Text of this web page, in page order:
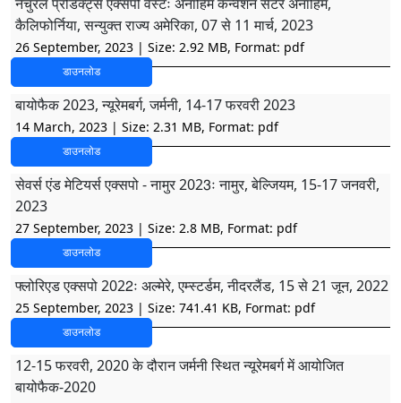
कैलिफोर्निया, सन्युक्त राज्य अमेरिका, 07 से 11 मार्च, 2023
26 September, 2023 | Size: 2.92 MB, Format: pdf
डाउनलोड
बायोफैक 2023, न्यूरेमबर्ग, जर्मनी, 14-17 फरवरी 2023
14 March, 2023 | Size: 2.31 MB, Format: pdf
डाउनलोड
सेवर्स एंड मेटियर्स एक्सपो - नामुर 2023ः नामुर, बेल्जियम, 15-17 जनवरी,
2023
27 September, 2023 | Size: 2.8 MB, Format: pdf
डाउनलोड
फ्लोरिएड एक्सपो 2022ः अल्मेरे, एम्स्टर्डम, नीदरलैंड, 15 से 21 जून, 2022
25 September, 2023 | Size: 741.41 KB, Format: pdf
डाउनलोड
12-15 फरवरी, 2020 के दौरान जर्मनी स्थित न्यूरेमबर्ग में आयोजित
बायोफैक-2020